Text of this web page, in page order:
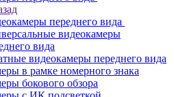
переднего вида
видеокамеры
вида
видеокамеры переднего вида
в рамке номерного знака
бокового обзора